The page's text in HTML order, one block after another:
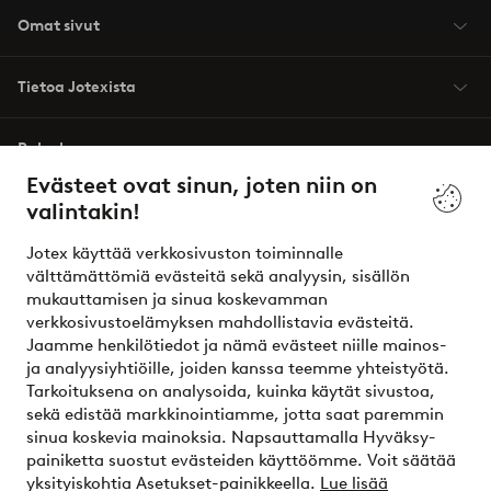
Evästeet ovat sinun, joten niin on
valintakin!
Jotex käyttää verkkosivuston toiminnalle
välttämättömiä evästeitä sekä analyysin, sisällön
mukauttamisen ja sinua koskevamman
verkkosivustoelämyksen mahdollistavia evästeitä.
Jaamme henkilötiedot ja nämä evästeet niille mainos-
ja analyysiyhtiöille, joiden kanssa teemme yhteistyötä.
Tarkoituksena on analysoida, kuinka käytät sivustoa,
sekä edistää markkinointiamme, jotta saat paremmin
sinua koskevia mainoksia. Napsauttamalla Hyväksy-
painiketta suostut evästeiden käyttöömme. Voit säätää
yksityiskohtia Asetukset-painikkeella. Lue lisää
Omat sivut
Tietoa Jotexista
Palvelumme
Ehdot
Ystävät
Turvalliset maksut – maksa nyt tai erissä
Haluatko tietää lisää maksuvaihtoehdoistamme?
elpy